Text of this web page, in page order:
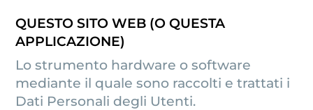
QUESTO SITO WEB (O QUESTA
APPLICAZIONE)
Lo strumento hardware o software
mediante il quale sono raccolti e trattati i
Dati Personali degli Utenti.